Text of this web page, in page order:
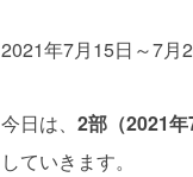
2021年7月15日～7月
今日は、 2部（2021年
していきます。